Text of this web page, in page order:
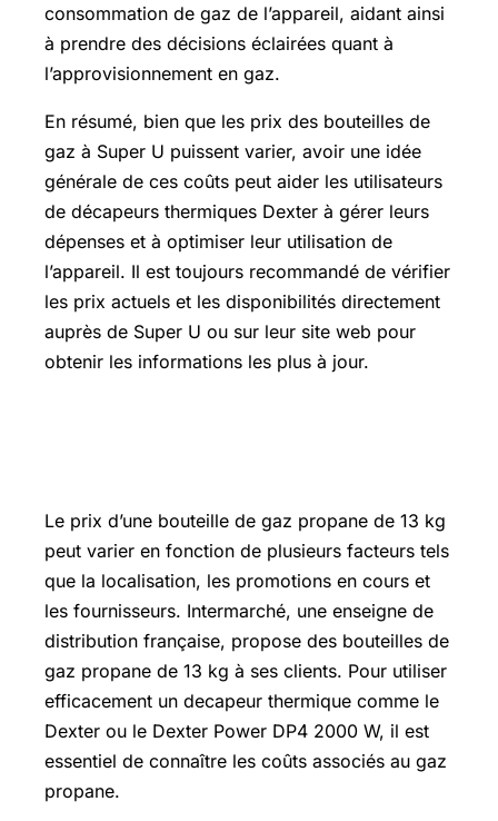
consommation de gaz de l’appareil, aidant ainsi
à prendre des décisions éclairées quant à
l’approvisionnement en gaz.
En résumé, bien que les prix des bouteilles de
gaz à Super U puissent varier, avoir une idée
générale de ces coûts peut aider les utilisateurs
de décapeurs thermiques Dexter à gérer leurs
dépenses et à optimiser leur utilisation de
l’appareil. Il est toujours recommandé de vérifier
les prix actuels et les disponibilités directement
auprès de Super U ou sur leur site web pour
obtenir les informations les plus à jour.
Le prix d’une bouteille de gaz propane de 13 kg
peut varier en fonction de plusieurs facteurs tels
que la localisation, les promotions en cours et
les fournisseurs. Intermarché, une enseigne de
distribution française, propose des bouteilles de
gaz propane de 13 kg à ses clients. Pour utiliser
efficacement un decapeur thermique comme le
Dexter ou le Dexter Power DP4 2000 W, il est
essentiel de connaître les coûts associés au gaz
propane.